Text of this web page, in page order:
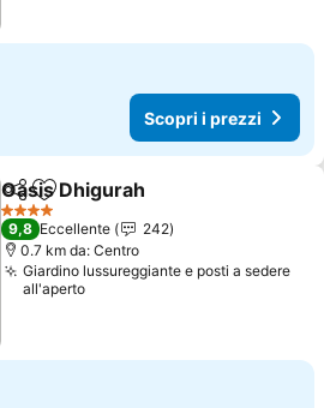
Scopri i prezzi
CondividiAggiungi ai preferiti
Oasis Dhigurah
4 Stelle
9,8 Eccellente
242
0.7 km da: Centro
Giardino lussureggiante e posti a sedere
all'aperto